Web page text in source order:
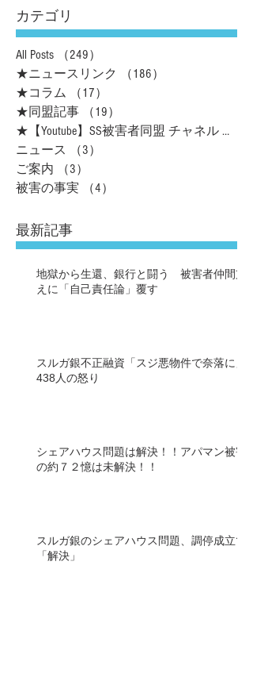
カテゴリ
All Posts （249）
★ニュースリンク
（186）
★コラム
（17）
★同盟記事
（19）
★【Youtube】SS被害者同盟 チャネル （16）
ニュース
（3）
ご案内
（3）
被害の事実
（4）
最新記事
地獄から生還、銀行と闘う 被害者仲間支
えに「自己責任論」覆す
スルガ銀不正融資「スジ悪物件で奈落に」
438人の怒り
シェアハウス問題は解決！！アパマン被害
の約７２憶は未解決！！
スルガ銀のシェアハウス問題、調停成立で
「解決」